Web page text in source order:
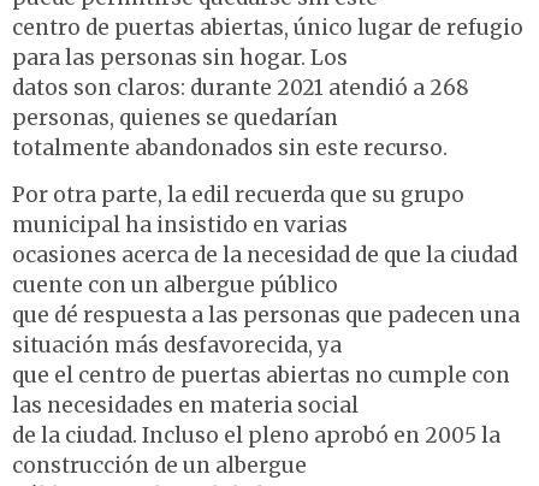
centro de puertas abiertas, único lugar de refugio
para las personas sin hogar. Los
datos son claros: durante 2021 atendió a 268
personas, quienes se quedarían
totalmente abandonados sin este recurso.
Por otra parte, la edil recuerda que su grupo
municipal ha insistido en varias
ocasiones acerca de la necesidad de que la ciudad
cuente con un albergue público
que dé respuesta a las personas que padecen una
situación más desfavorecida, ya
que el centro de puertas abiertas no cumple con
las necesidades en materia social
de la ciudad. Incluso el pleno aprobó en 2005 la
construcción de un albergue